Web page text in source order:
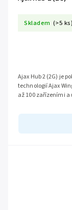
Skladem (>5 ks)
Ajax Hub 2 (2G) je
technologií Ajax
až 100 zařízeními